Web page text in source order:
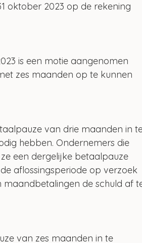
oktober 2023 op de rekening
is een motie aangenomen
zes maanden op te kunnen
van drie maanden in
hebben. Ondernemers die
een dergelijke betaalpauze
aflossingsperiode op verzoek
de schuld af
van zes maanden in te